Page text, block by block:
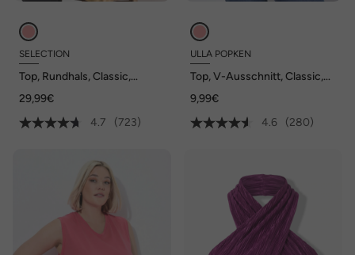
SELECTION
Top, Rundhals, Classic,
ärmellos
29,99€
4.7
(723)
ULLA POPKEN
Top, V-Ausschnitt, Classic,
9,99€
4.6
(280)